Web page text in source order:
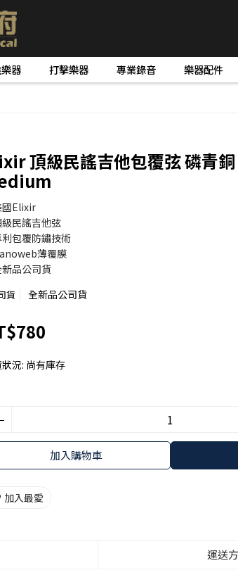
器 打擊樂器 專業錄音 樂器配件
頂級民謠吉他包覆弦 磷青
Elixir
民謠吉他弦
包覆防鏽技術
薄覆膜
品公司貨
貨 全新品公司貨
況: 尚有庫存
加入購物車
加入最愛
運送